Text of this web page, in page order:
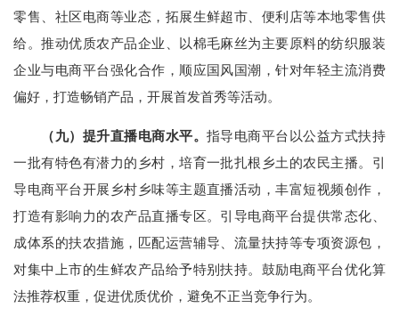
零售、社区电商等业态，拓展生鲜超市、便利店等本地零售供
给。推动优质农产品企业、以棉毛麻丝为主要原料的纺织服装
企业与电商平台强化合作，顺应国风国潮，针对年轻主流消费
偏好，打造畅销产品，开展首发首秀等活动。
（九）提升直播电商水平。 指导电商平台以公益方式扶持
一批有特色有潜力的乡村，培育一批扎根乡土的农民主播。引
导电商平台开展乡村乡味等主题直播活动，丰富短视频创作，
打造有影响力的农产品直播专区。引导电商平台提供常态化、
成体系的扶农措施，匹配运营辅导、流量扶持等专项资源包，
对集中上市的生鲜农产品给予特别扶持。鼓励电商平台优化算
法推荐权重，促进优质优价，避免不正当竞争行为。